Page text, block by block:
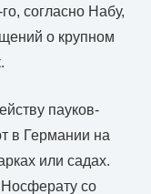
согласно Набу,
о крупном
пауков-
в Германии на
или садах.
со